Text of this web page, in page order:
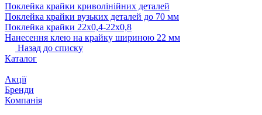
Поклейка крайки криволінійних деталей
Поклейка крайки вузьких деталей до 70 мм
Поклейка крайки 22х0,4-22х0,8
Нанесення клею на крайку шириною 22 мм
Назад до списку
Каталог
Акції
Бренди
Компанія